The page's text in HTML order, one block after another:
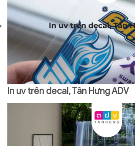
In uv trên decal, Tân Hưng ADV